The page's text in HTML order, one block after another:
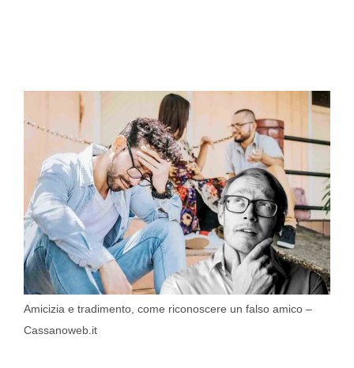
Amicizia e tradimento, come riconoscere un falso amico –
Cassanoweb.it